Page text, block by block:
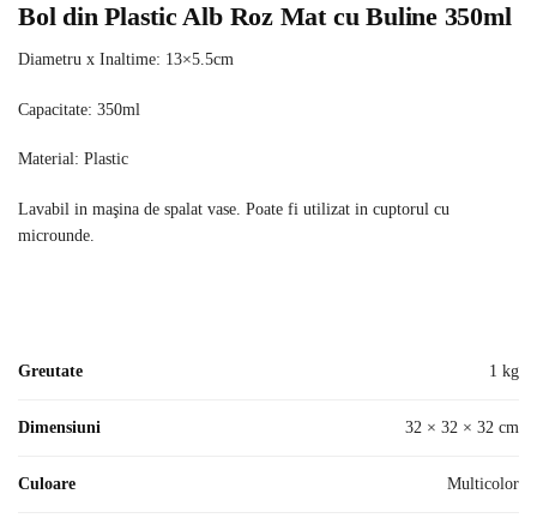
Bol din Plastic Alb Roz Mat cu Buline 350ml
Diametru x Inaltime: 13×5.5cm
Capacitate: 350ml
Material: Plastic
Lavabil in maşina de spalat vase. Poate fi utilizat in cuptorul cu
microunde.
Greutate 1 kg
Dimensiuni 32 × 32 × 32 cm
Culoare Multicolor